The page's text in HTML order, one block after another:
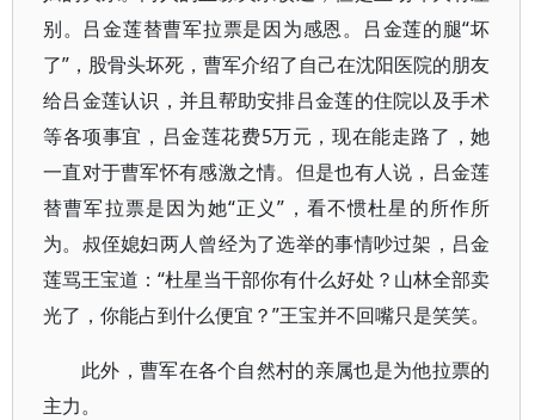
别。吕金莲替曹军拉票是因为感恩。吕金莲的腿“坏
了”，股骨头坏死，曹军介绍了自己在沈阳医院的朋友
给吕金莲认识，并且帮助安排吕金莲的住院以及手术
等各项事宜，吕金莲花费5万元，现在能走路了，她
一直对于曹军怀有感激之情。但是也有人说，吕金莲
替曹军拉票是因为她“正义”，看不惯杜星的所作所
为。叔侄媳妇两人曾经为了选举的事情吵过架，吕金
莲骂王宝道：“杜星当干部你有什么好处？山林全部卖
光了，你能占到什么便宜？”王宝并不回嘴只是笑笑。
此外，曹军在各个自然村的亲属也是为他拉票的
主力。